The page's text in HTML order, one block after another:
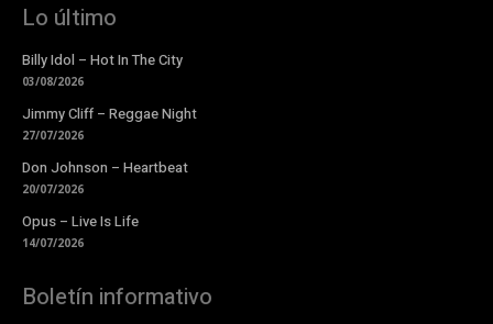
Lo último
Billy Idol – Hot In The City
03/08/2026
Jimmy Cliff – Reggae Night
27/07/2026
Don Johnson – Heartbeat
20/07/2026
Opus – Live Is Life
14/07/2026
Boletín informativo